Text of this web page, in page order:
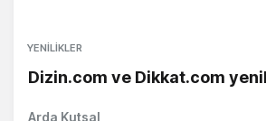
YENILIKLER
Dizin.com ve Dikkat.com
Arda Kutsal